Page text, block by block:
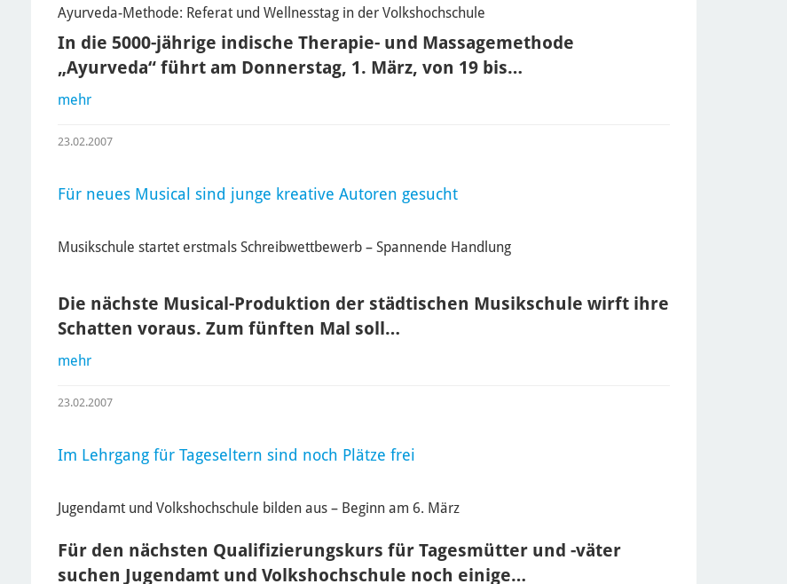
Ayurveda-Methode: Referat und Wellnesstag in der Volkshochschule
In die 5000-jährige indische Therapie- und Massagemethode
„Ayurveda“ führt am Donnerstag, 1. März, von 19 bis…
mehr
23.02.2007
Für neues Musical sind junge kreative Autoren gesucht
Musikschule startet erstmals Schreibwettbewerb – Spannende Handlung
Die nächste Musical-Produktion der städtischen Musikschule wirft ihre
Schatten voraus. Zum fünften Mal soll…
mehr
23.02.2007
Im Lehrgang für Tageseltern sind noch Plätze frei
Jugendamt und Volkshochschule bilden aus – Beginn am 6. März
Für den nächsten Qualifizierungskurs für Tagesmütter und -väter
suchen Jugendamt und Volkshochschule noch einige…